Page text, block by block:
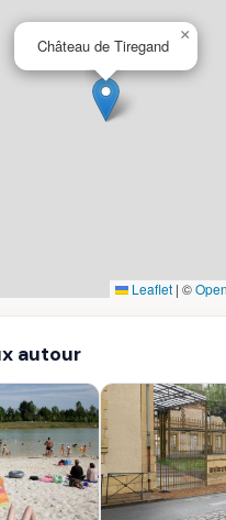
Château de Tiregand
×
Leaflet | ©
autour